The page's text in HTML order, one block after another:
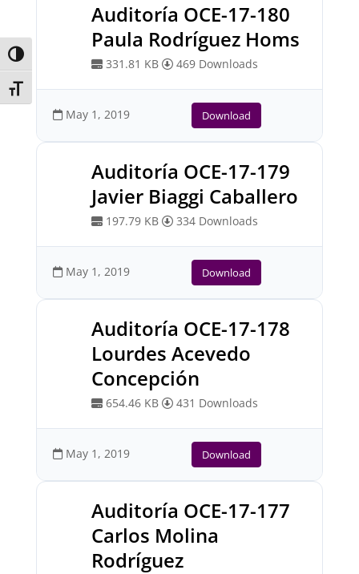
Toggle High Contrast
Toggle Font size
Auditoría OCE-17-180
Paula Rodríguez Homs
331.81 KB 469 Downloads
May 1, 2019 Download
Auditoría OCE-17-179
Javier Biaggi Caballero
197.79 KB 334 Downloads
May 1, 2019 Download
Auditoría OCE-17-178
Lourdes Acevedo
Concepción
654.46 KB 431 Downloads
May 1, 2019 Download
Auditoría OCE-17-177
Carlos Molina
Rodríguez